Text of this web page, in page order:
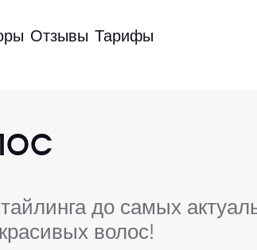
Отзывы Тарифы
до самых
волос!